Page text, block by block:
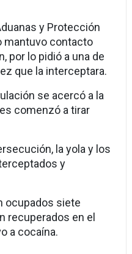
y Protección
mantuvo contacto
por lo pidió a una de
que la interceptara.
se acercó a la
comenzó a tirar
la yola y los
y
ocupados siete
recuperados en el
a cocaína.